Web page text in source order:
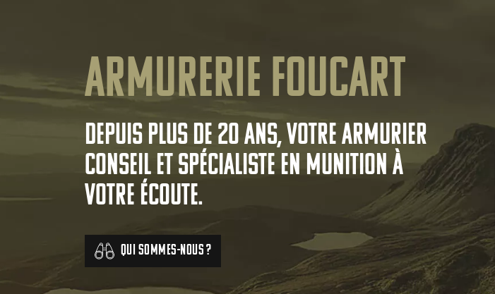
Armurerie Foucart
Depuis plus de 20 ans, votre armurier
conseil et spécialiste en munition à
votre écoute.
Qui sommes-nous ?